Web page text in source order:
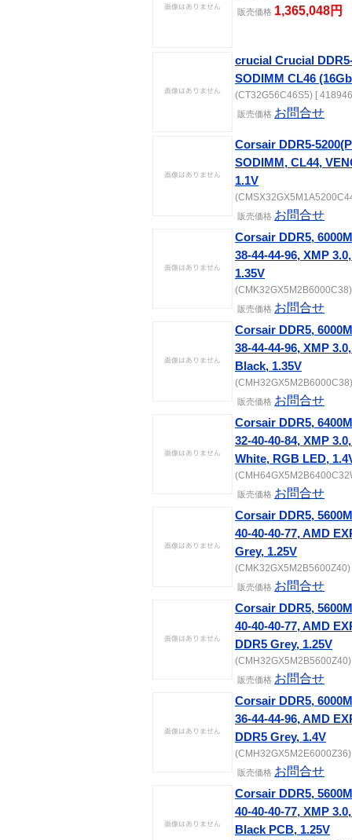
販売価格 1,365,048円
crucial Crucial
SODIMM CL46
(CT32G56C46S5) [
販売価格 お問合せ
Corsair DDR5-
SODIMM, CL44,
1.1V
販売価格 お問合せ
Corsair DDR5,
38-44-44-96, XMP
1.35V
販売価格 お問合せ
Corsair DDR5,
38-44-44-96, XMP
Black, 1.35V
販売価格 お問合せ
Corsair DDR5,
32-40-40-84, XMP
White, RGB LED,
販売価格 お問合せ
Corsair DDR5,
40-40-40-77, AMD
Grey, 1.25V
販売価格 お問合せ
Corsair DDR5,
40-40-40-77, AMD
DDR5 Grey, 1.25V
販売価格 お問合せ
Corsair DDR5,
36-44-44-96, AMD
DDR5 Grey, 1.4V
販売価格 お問合せ
Corsair DDR5,
40-40-40-77, XMP
Black PCB, 1.25V